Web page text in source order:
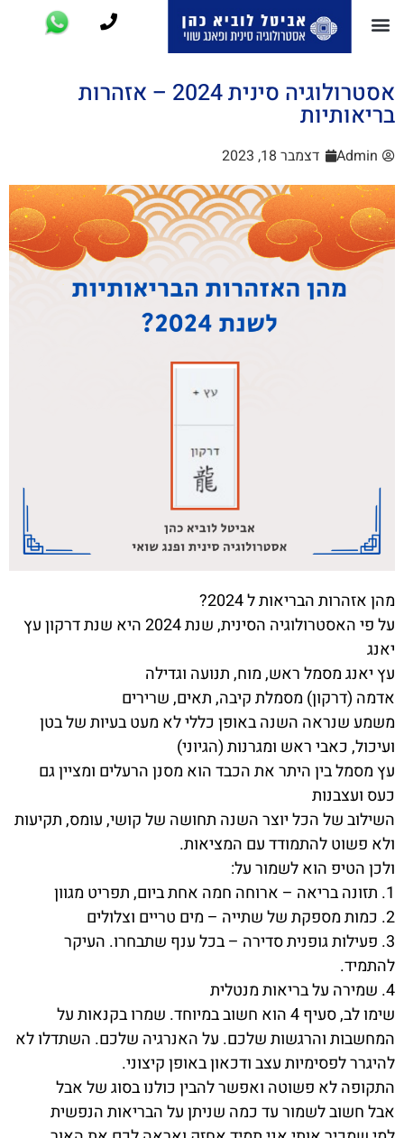
אסטרולוגיה סינית 2024 – אזהרות
בריאותיות
Admin דצמבר 18, 2023
מהן אזהרות הבריאות ל 2024?
על פי האסטרולוגיה הסינית, שנת 2024 היא שנת דרקון עץ
יאנג
עץ יאנג מסמל ראש, מוח, תנועה וגדילה
אדמה (דרקון) מסמלת קיבה, תאים, שרירים
משמע שנראה השנה באופן כללי לא מעט בעיות של בטן
ועיכול, כאבי ראש ומגרנות (הגיוני)
עץ מסמל בין היתר את הכבד הוא מסנן הרעלים ומציין גם
כעס ועצבנות
השילוב של הכל יוצר השנה תחושה של קושי, עומס, תקיעות
ולא פשוט להתמודד עם המציאות.
ולכן הטיפ הוא לשמור על:
1. תזונה בריאה – ארוחה חמה אחת ביום, תפריט מגוון
2. כמות מספקת של שתייה – מים טריים וצלולים
3. פעילות גופנית סדירה – בכל ענף שתבחרו. העיקר
להתמיד.
4. שמירה על בריאות מנטלית
שימו לב, סעיף 4 הוא חשוב במיוחד. שמרו בקנאות על
המחשבות והרגשות שלכם. על האנרגיה שלכם. השתדלו לא
להיגרר לפסימיות עצב ודכאון באופן קיצוני.
התקופה לא פשוטה ואפשר להבין כולנו בסוג של אבל
אבל חשוב לשמור עד כמה שניתן על הבריאות הנפשית